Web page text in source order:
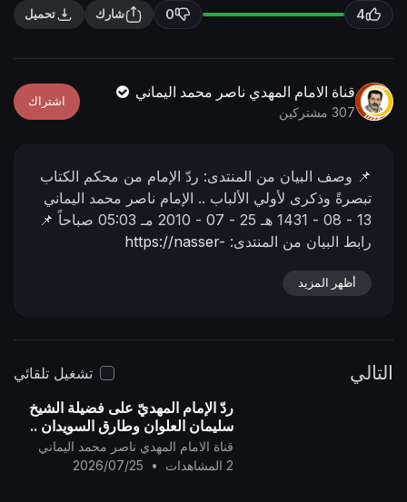
s
f
l
s
4
0 شارك تحميل
قناة الامام المهدي ناصر محمد اليماني
307 مشتركين
اشتراك
📌 وصف البیان من المنتدى: ردّ الإمام من محكم الكتاب
تبصرةً وذكرى لأولي الألباب .. الإمام ناصر محمد اليماني
13 - 08 - 1431 هـ
25 - 07 - 2010 مـ 05:03 صباحاً
📌
رابط البيان من المنتدى: https://nasser-
أظهر المزيد
التالي
تشغيل تلقائي
ردّ الإمام المهديّ على فضيلة الشيخ
سليمان العلوان وطارق السويدان ..
قناة الامام المهدي ناصر محمد اليماني
2 المشاهدات
•
2026/07/25